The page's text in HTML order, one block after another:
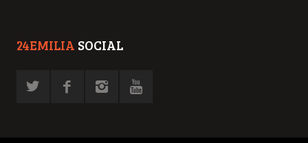
24EMILIA SOCIAL